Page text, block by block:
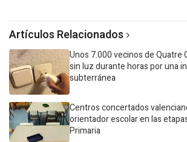
Artículos Relacionados
Unos 7.000 vecinos de Quatre
sin luz durante horas por una
subterránea
Centros concertados
orientador escolar en las
Primaria